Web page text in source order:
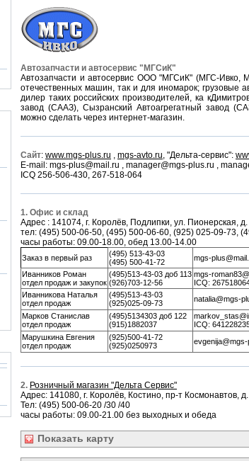
Автозапчасти и автосервис "МГСиК"
Автозапчасти и автосервис ООО "МГСиК" (МГС-Ивко,
отечественных машин, так и для иномарок;
дилер таких российских производителей, ка
завод (СААЗ), Сызранский Автоагрегатный завод
можно сделать через интернет-магазин.
Сайт: www.mgs-plus.ru , mgs-avto.ru, "Дельта-сервис":
E-mail: mgs-plus@mail.ru , manager@mgs-plus.ru ,
ICQ 256-506-430, 267-518-064
1. Офис и склад
Адрес : 141074, г. Королёв, Подлипки, ул. Пионерская,
тел: (495) 500-06-50, (495) 500-06-60, (925) 025-09-73,
часы работы: 09.00-18.00, обед 13.00-14.00
Заказ в первый раз
(495) 513-43-03
(495) 500-41-72
mgs-
Иванников Роман
отдел продаж и закупок
(495)513-43-03 доб 113
(926)703-12-56
mgs-
ICQ:
Иванникова Наталья
отдел продаж
(495)513-43-03
(925)025-09-73
natalia@mgs-
Марков Станислав
отдел продаж
(495)5134303 доб 122
(915)1882037
ICQ:
Марушкина Евгения
отдел продаж
(925)500-41-72
(925)0250973
2. Розничный магазин "Дельта Сервис"
Адрес: 141080, г. Королёв, Костино, пр-т Космонавтов,
Тел: (495) 500-06-20 /30 /40
часы работы: 09.00-21.00 без выходных и обеда
Показать карту